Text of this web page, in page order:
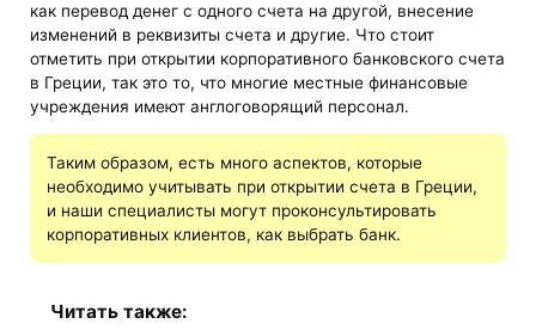
как перевод денег с одного счета на другой, внесение
изменений в реквизиты счета и другие. Что стоит
отметить при открытии корпоративного банковского счета
в Греции, так это то, что многие местные финансовые
учреждения имеют англоговорящий персонал.
Таким образом, есть много аспектов, которые
необходимо учитывать при открытии счета в Греции,
и наши специалисты могут проконсультировать
корпоративных клиентов, как выбрать банк.
Читать также: